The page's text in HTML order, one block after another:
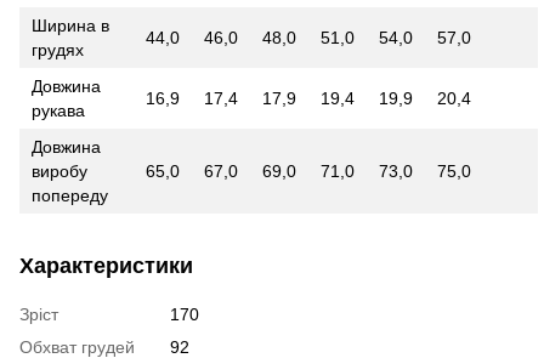
Ширина в
грудях
44,0 46,0 48,0 51,0 54,0 57,0
Довжина
рукава
16,9 17,4 17,9 19,4 19,9 20,4
Довжина
виробу
попереду
65,0 67,0 69,0 71,0 73,0 75,0
Характеристики
Зріст
170
Обхват грудей
92